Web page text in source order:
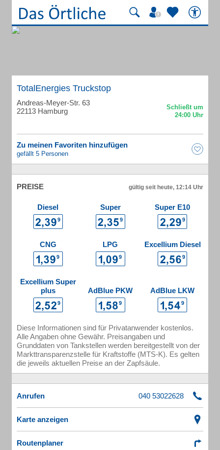
TotalEnergies Truckstop
Andreas-Meyer-Str. 63
22113 Hamburg
Zu meinen Favoriten hinzufügen
gefällt 5 Personen
PREISE gültig seit heute, 12:14 Uhr
Diesel Super Super E10
CNG LPG Excellium Diesel
Excellium Super
plus
AdBlue PKW AdBlue LKW
Diese Informationen sind für Privatanwender kostenlos.
Alle Angaben ohne Gewähr. Preisangaben und
Grunddaten von Tankstellen werden bereitgestellt von der
Markttransparenzstelle für Kraftstoffe (MTS-K). Es gelten
die jeweils aktuellen Preise an der Zapfsäule.
Anrufen
Karte anzeigen
Routenplaner